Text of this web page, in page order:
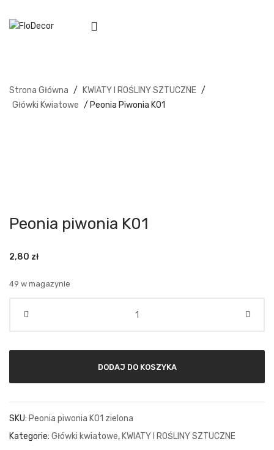
Strona Główna / KWIATY I ROŚLINY SZTUCZNE /
Główki Kwiatowe / Peonia Piwonia K01
Peonia piwonia K01
2,80 zł
49 w magazynie
DODAJ DO KOSZYKA
SKU: Peonia piwonia K01 zielona
Kategorie: Główki kwiatowe, KWIATY I ROŚLINY SZTUCZNE